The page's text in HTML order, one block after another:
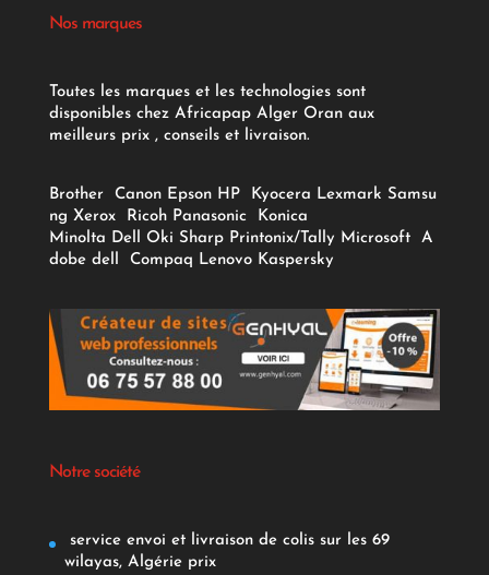
Nos marques
Toutes les marques et les technologies sont
disponibles chez Africapap Alger Oran aux
meilleurs prix , conseils et livraison.
Brother Canon Epson HP Kyocera Lexmark Samsu
ng Xerox Ricoh Panasonic
Konica
Minolta Dell Oki Sharp Printonix/Tally Microsoft
A
dobe dell Compaq Lenovo Kaspersky
Notre société
service envoi et livraison de colis sur les 69
wilayas, Algérie prix